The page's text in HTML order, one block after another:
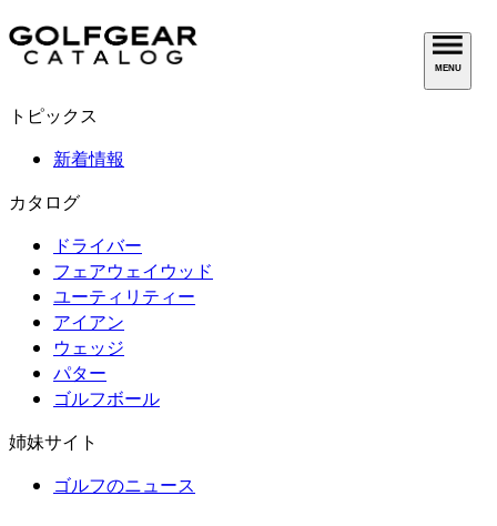
MENU
トピックス
新着情報
カタログ
ドライバー
フェアウェイウッド
ユーティリティー
アイアン
ウェッジ
パター
ゴルフボール
姉妹サイト
ゴルフのニュース